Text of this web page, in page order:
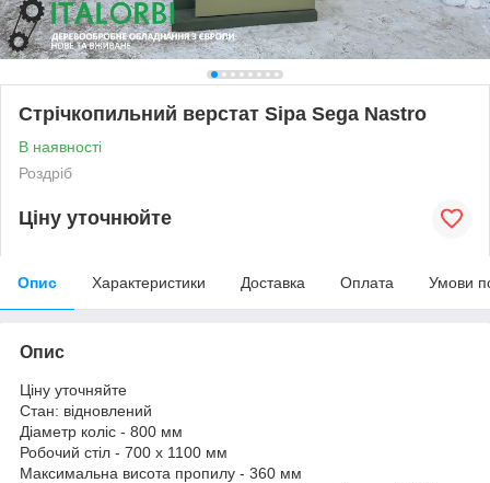
Стрічкопильний верстат Sipa Sega Nastro
В наявності
Роздріб
Ціну уточнюйте
Опис Характеристики Доставка Оплата Умови
Опис
Ціну уточняйте
Стан: відновлений
Діаметр коліс - 800 мм
Робочий стіл - 700 х 1100 мм
Максимальна висота пропилу - 360 мм